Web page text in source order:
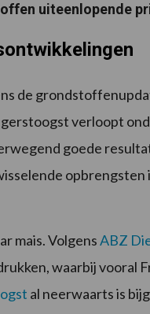
uiteenlopende
de
verloopt
goede
opbrengsten
mais. VolgensABZ
waarbij vooral
al neerwaarts is